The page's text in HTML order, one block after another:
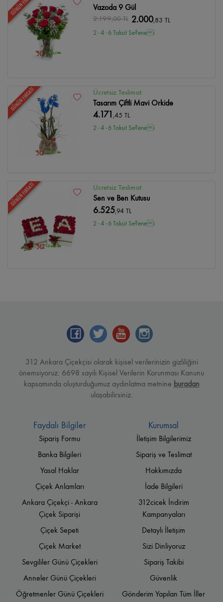
Vazoda 9 Gül
2.199,00 TL 2.000,83 TL
2 - 4 - 6 Taksit Se?enei
GÜNÜN FIRSATI Ücretsiz Teslimat
Tasarım Çiftli Mavi Orkide
4.171 ,45 TL
2 - 4 - 6 Taksit Se?enei
GÜNÜN FIRSATI Ücretsiz Teslimat
Sen ve Ben Kutusu
6.525,94 TL
2 - 4 - 6 Taksit Se?enei
312 Ankara Çiçekçisi olarak kişisel verilerinizin gizliliğini
önemsiyoruz. 6698 sayılı Kişisel Verilerin Korunması Kanunu
kapsamında oluşturduğumuz aydınlatma metnine buradan
ulaşabilirsiniz.
Faydalı Bilgiler
Sipariş Formu
Banka Bilgileri
Yasal Haklar
Çiçek Anlamları
Ankara Çiçekçi - Ankara
Çiçek Siparişi
Çiçek Sepeti
Çiçek Market
Sevgililer Günü Çiçekleri
Anneler Günü Çiçekleri
Öğretmenler Günü Çiçekleri
Kurumsal
İletişim Bilgilerimiz
Sipariş ve Teslimat
Hakkımızda
İade Bilgileri
312cicek İndirim
Kampanyaları
Detaylı İletişim
Sizi Dinliyoruz
Sipariş Takibi
Güvenlik
Gönderim Yapılan Tüm İller